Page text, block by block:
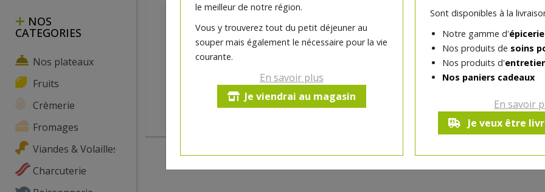
NOS
CATEGORIES
Nos plateaux
Fruits
Crèmerie
Fromages
Viandes & Volailles
Charcuterie
le meilleur de notre région.
Vous y trouverez tout du petit déjeuner au
souper mais également le nécessaire pour la vie
courante.
En savoir plus
Je viendrai au magasin
Sont disponibles à la
Notre gamme d'
Nos produits de soins
Nos produits d'
Nos paniers cadeaux
En savoir
Je veux être
Bûche glacée la fruitée :
sorbet fraise 6 pers
Ce produit est indisponible pour le